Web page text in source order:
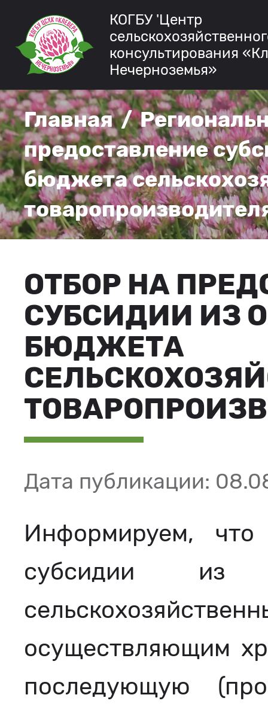
КОГБУ 'Центр
консультирования
Нечерноземья»
Главная/
предоставление
бюджета
ОТБОР НА
СУБСИДИИ ИЗ
БЮДЖЕТА
Дата публикации:
Информируем, что
субсидии из
осуществляющим
последующую